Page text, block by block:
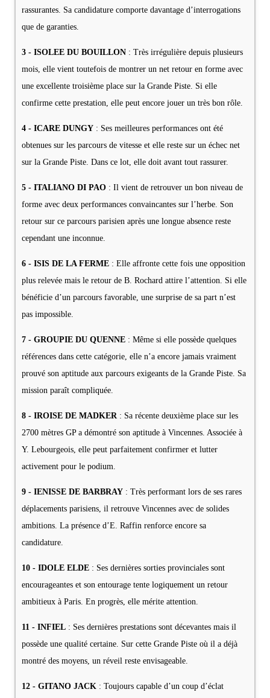
rassurantes. Sa candidature comporte davantage d’interrogations
que de garanties.
3 - ISOLEE DU BOUILLON : Très irrégulière depuis plusieurs
mois, elle vient toutefois de montrer un net retour en forme avec
une excellente troisième place sur la Grande Piste. Si elle
confirme cette prestation, elle peut encore jouer un très bon rôle.
4 - ICARE DUNGY : Ses meilleures performances ont été
obtenues sur les parcours de vitesse et elle reste sur un échec net
sur la Grande Piste. Dans ce lot, elle doit avant tout rassurer.
5 - ITALIANO DI PAO : Il vient de retrouver un bon niveau de
forme avec deux performances convaincantes sur l’herbe. Son
retour sur ce parcours parisien après une longue absence reste
cependant une inconnue.
6 - ISIS DE LA FERME : Elle affronte cette fois une opposition
plus relevée mais le retour de B. Rochard attire l’attention. Si elle
bénéficie d’un parcours favorable, une surprise de sa part n’est
pas impossible.
7 - GROUPIE DU QUENNE : Même si elle possède quelques
références dans cette catégorie, elle n’a encore jamais vraiment
prouvé son aptitude aux parcours exigeants de la Grande Piste. Sa
mission paraît compliquée.
8 - IROISE DE MADKER: Sa récente deuxième place sur les
2700 mètres GP a démontré son aptitude à Vincennes. Associée à
Y. Lebourgeois, elle peut parfaitement confirmer et lutter
activement pour le podium.
9 - IENISSE DE BARBRAY : Très performant lors de ses rares
déplacements parisiens, il retrouve Vincennes avec de solides
ambitions. La présence d’E. Raffin renforce encore sa
candidature.
10 - IDOLE ELDE : Ses dernières sorties provinciales sont
encourageantes et son entourage tente logiquement un retour
ambitieux à Paris. En progrès, elle mérite attention.
11 - INFIEL : Ses dernières prestations sont décevantes mais il
possède une qualité certaine. Sur cette Grande Piste où il a déjà
montré des moyens, un réveil reste envisageable.
12 - GITANO JACK : Toujours capable d’un coup d’éclat